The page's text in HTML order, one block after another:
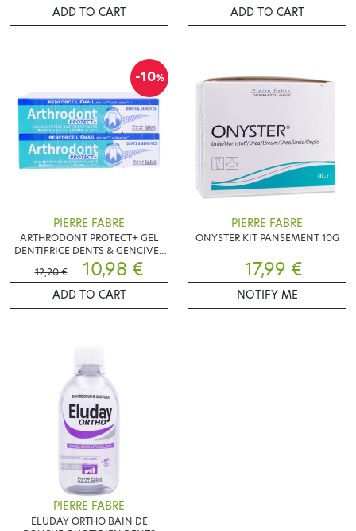
ADD TO CART ADD TO CART
-10%
PIERRE FABRE
ARTHRODONT PROTECT+ GEL
DENTIFRICE DENTS & GENCIVES
LOT DE 2X 75ML
12,20 € 10,98 €
ADD TO CART
PIERRE FABRE
ONYSTER KIT PANSEMENT 10G
17,99 €
NOTIFY ME
PIERRE FABRE
ELUDAY ORTHO BAIN DE